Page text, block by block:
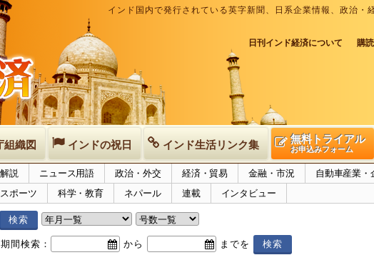
インド国内で発行されている英字新聞、日系企業情報、政治
日刊インド経済について 購
組織図 インドの祝日 インド生活リンク集 無料トライアル
お申込みフォーム
説 ニュース用語 政治・外交 経済・貿易 金融・市況
自動車産業・
ポーツ 科学・教育 ネパール 連載 インタビュー
期間検索： から までを